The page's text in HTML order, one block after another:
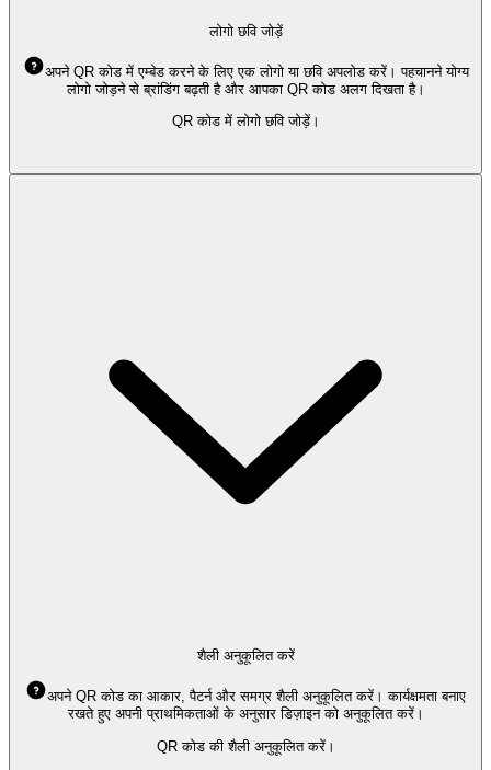
लोगो छवि जोड़ें
अपने QR कोड में एम्बेड करने के लिए एक लोगो या छवि अपलोड करें। पहचानने योग्य
लोगो जोड़ने से ब्रांडिंग बढ़ती है और आपका QR कोड अलग दिखता है।
QR कोड में लोगो छवि जोड़ें।
शैली अनुकूलित करें
अपने QR कोड का आकार, पैटर्न और समग्र शैली अनुकूलित करें। कार्यक्षमता बनाए
रखते हुए अपनी प्राथमिकताओं के अनुसार डिज़ाइन को अनुकूलित करें।
QR कोड की शैली अनुकूलित करें।